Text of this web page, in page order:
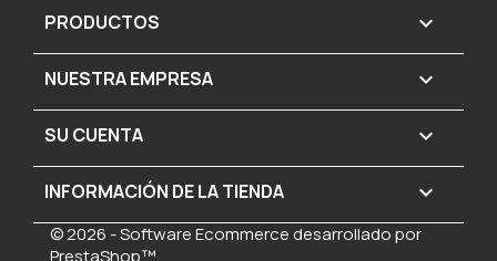
PRODUCTOS 
NUESTRA EMPRESA 
SU CUENTA 
INFORMACIÓN DE LA TIENDA keyboard_arrow_down
© 2026 - Software Ecommerce desarrollado por
PrestaShop™